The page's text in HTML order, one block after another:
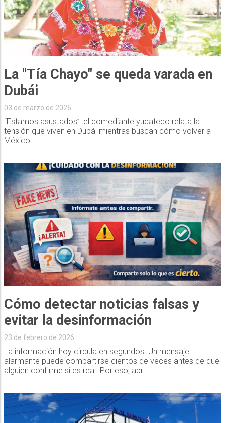
La "Tía Chayo" se queda varada en
Dubái
03 de marzo de 2026
“Estamos asustados”: el comediante yucateco relata la
tensión que viven en Dubái mientras buscan cómo volver a
México.
Cómo detectar noticias falsas y
evitar la desinformación
23 de febrero de 2026
La información hoy circula en segundos. Un mensaje
alarmante puede compartirse cientos de veces antes de que
alguien confirme si es real. Por eso, apr...